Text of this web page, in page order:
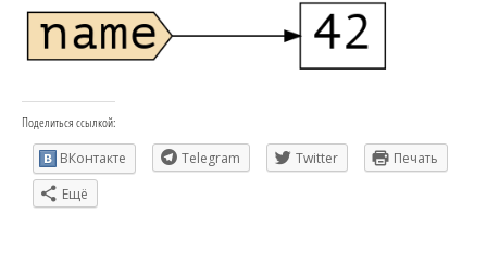
Поделиться ссылкой:
ВКонтакте
Telegram Twitter
Печать
Ещё